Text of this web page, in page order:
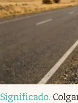
Significado.